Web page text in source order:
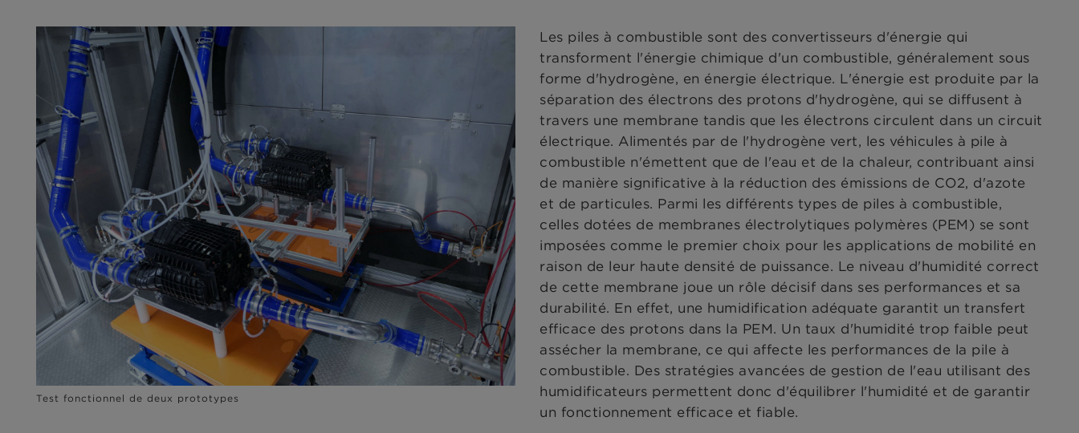
Test fonctionnel de deux prototypes
Les piles à combustible sont des convertisseurs d'énergie qui
transforment l'énergie chimique d'un combustible, généralement sous
forme d'hydrogène, en énergie électrique. L'énergie est produite par la
séparation des électrons des protons d'hydrogène, qui se diffusent à
travers une membrane tandis que les électrons circulent dans un circuit
électrique. Alimentés par de l'hydrogène vert, les véhicules à pile à
combustible n'émettent que de l'eau et de la chaleur, contribuant ainsi
de manière significative à la réduction des émissions de CO2, d'azote
et de particules. Parmi les différents types de piles à combustible,
celles dotées de membranes électrolytiques polymères (PEM) se sont
imposées comme le premier choix pour les applications de mobilité en
raison de leur haute densité de puissance. Le niveau d'humidité correct
de cette membrane joue un rôle décisif dans ses performances et sa
durabilité. En effet, une humidification adéquate garantit un transfert
efficace des protons dans la PEM. Un taux d'humidité trop faible peut
assécher la membrane, ce qui affecte les performances de la pile à
combustible. Des stratégies avancées de gestion de l'eau utilisant des
humidificateurs permettent donc d'équilibrer l'humidité et de garantir
un fonctionnement efficace et fiable.